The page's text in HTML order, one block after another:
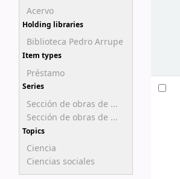
Acervo
Holding libraries
Biblioteca Pedro Arrupe
Item types
Préstamo
Series
Sección de obras de ...
Sección de obras de ...
Topics
Ciencia
Ciencias sociales